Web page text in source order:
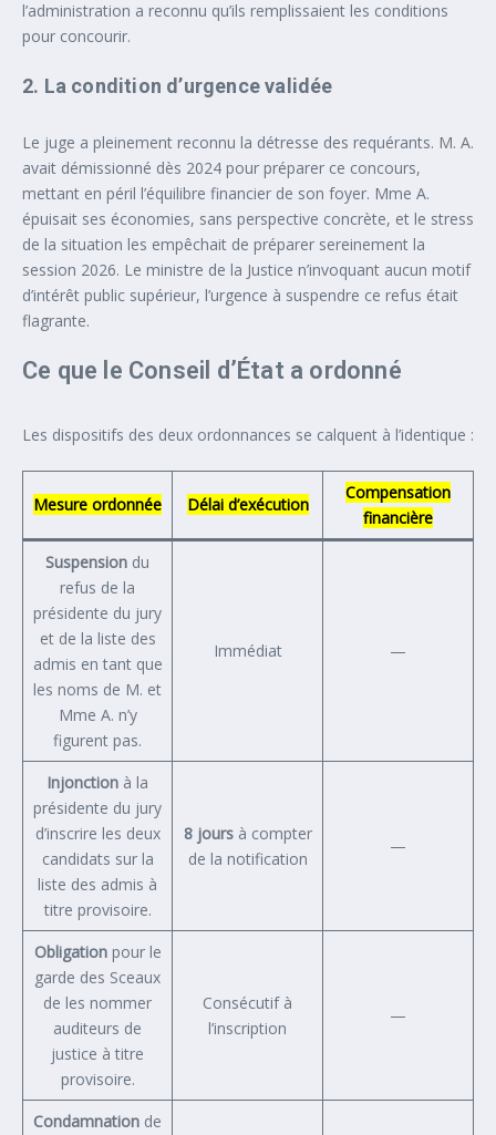
l’administration a reconnu qu’ils remplissaient les conditions
pour concourir.
2. La condition d’urgence validée
Le juge a pleinement reconnu la détresse des requérants. M. A.
avait démissionné dès 2024 pour préparer ce concours,
mettant en péril l’équilibre financier de son foyer. Mme A.
épuisait ses économies, sans perspective concrète, et le stress
de la situation les empêchait de préparer sereinement la
session 2026. Le ministre de la Justice n’invoquant aucun motif
d’intérêt public supérieur, l’urgence à suspendre ce refus était
flagrante.
Ce que le Conseil d’État a ordonné
Les dispositifs des deux ordonnances se calquent à l’identique :
Mesure ordonnée Délai d’exécution
Compensation
financière
Suspension du
refus de la
présidente du jury
et de la liste des
admis en tant que
les noms de M. et
Mme A. n’y
figurent pas.
Immédiat —
Injonction à la
présidente du jury
d’inscrire les deux
candidats sur la
liste des admis à
titre provisoire.
8 joursà compter
de la notification
—
Obligationpour le
garde des Sceaux
de les nommer
auditeurs de
justice à titre
provisoire.
Consécutif à
l’inscription
—
Condamnation de